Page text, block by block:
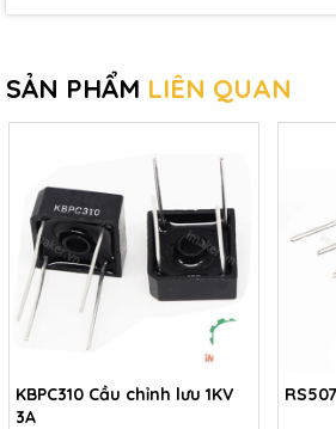
SẢN PHẨM LIÊN QUAN
KBPC310 Cầu chỉnh lưu 1KV
3A